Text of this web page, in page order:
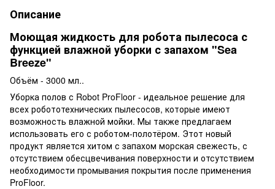
Описание
Моющая жидкость для робота пылесоса с
функцией влажной уборки с запахом "Sea
Breeze"
Объём - 3000 мл..
Уборка полов с Robot ProFloor - идеальное решение для
всех робототехнических пылесосов, которые имеют
возможность влажной мойки. Мы также предлагаем
использовать его с роботом-полотёром. Этот новый
продукт является хитом с запахом морская свежесть, с
отсутствием обесцвечивания поверхности и отсутствием
необходимости промывания покрытия после применения
ProFloor.